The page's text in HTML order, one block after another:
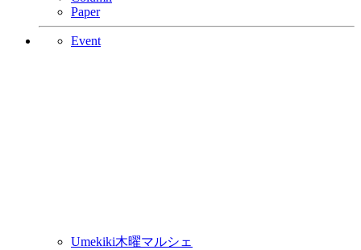
Paper
Event
Umekiki木曜マルシェ